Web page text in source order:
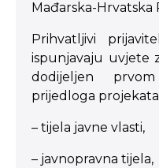
Mađarska-Hrvatska
Prihvatljivi
ispunjavaju uvjete
dodijeljen
prijedloga
– tijela javne vlasti,
– javnopravna tijela,